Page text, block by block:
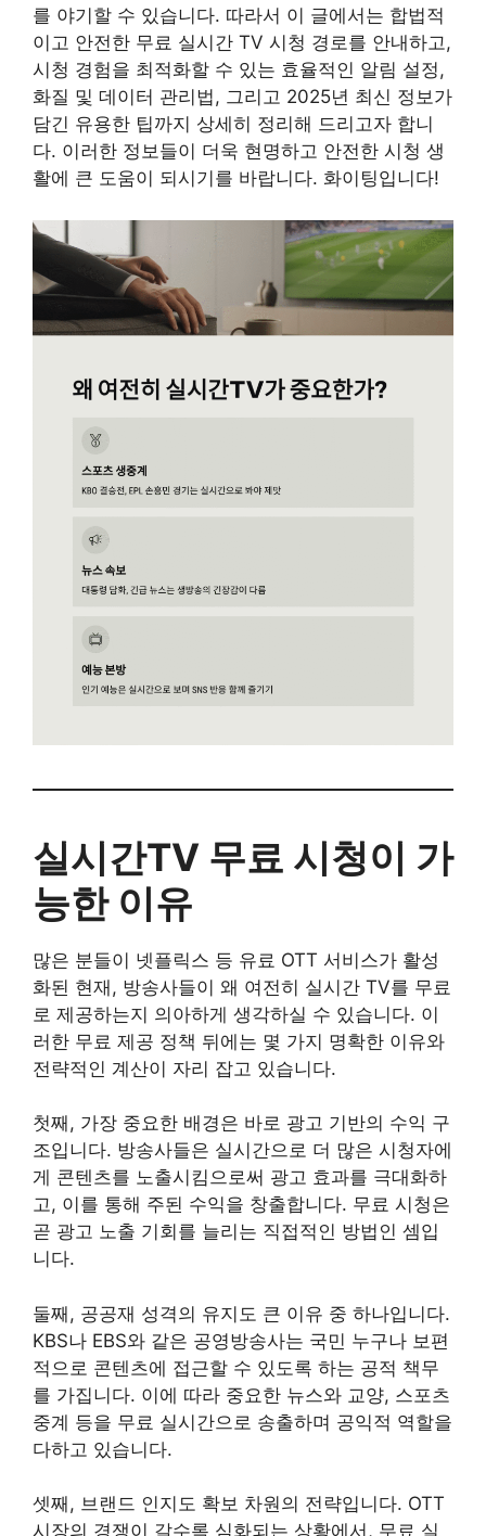
를 야기할 수 있습니다. 따라서 이 글에서는 합법적
이고 안전한 무료 실시간 TV 시청 경로를 안내하고,
시청 경험을 최적화할 수 있는 효율적인 알림 설정,
화질 및 데이터 관리법, 그리고 2025년 최신 정보가
담긴 유용한 팁까지 상세히 정리해 드리고자 합니
다. 이러한 정보들이 더욱 현명하고 안전한 시청 생
활에 큰 도움이 되시기를 바랍니다. 화이팅입니다!
실시간TV 무료 시청이 가
능한 이유
많은 분들이 넷플릭스 등 유료 OTT 서비스가 활성
화된 현재, 방송사들이 왜 여전히 실시간 TV를 무료
로 제공하는지 의아하게 생각하실 수 있습니다. 이
러한 무료 제공 정책 뒤에는 몇 가지 명확한 이유와
전략적인 계산이 자리 잡고 있습니다.
첫째, 가장 중요한 배경은 바로 광고 기반의 수익 구
조입니다. 방송사들은 실시간으로 더 많은 시청자에
게 콘텐츠를 노출시킴으로써 광고 효과를 극대화하
고, 이를 통해 주된 수익을 창출합니다. 무료 시청은
곧 광고 노출 기회를 늘리는 직접적인 방법인 셈입
니다.
둘째, 공공재 성격의 유지도 큰 이유 중 하나입니다.
KBS나 EBS와 같은 공영방송사는 국민 누구나 보편
적으로 콘텐츠에 접근할 수 있도록 하는 공적 책무
를 가집니다. 이에 따라 중요한 뉴스와 교양, 스포츠
중계 등을 무료 실시간으로 송출하며 공익적 역할을
다하고 있습니다.
셋째, 브랜드 인지도 확보 차원의 전략입니다. OTT
시장의 경쟁이 갈수록 심화되는 상황에서, 무료 실